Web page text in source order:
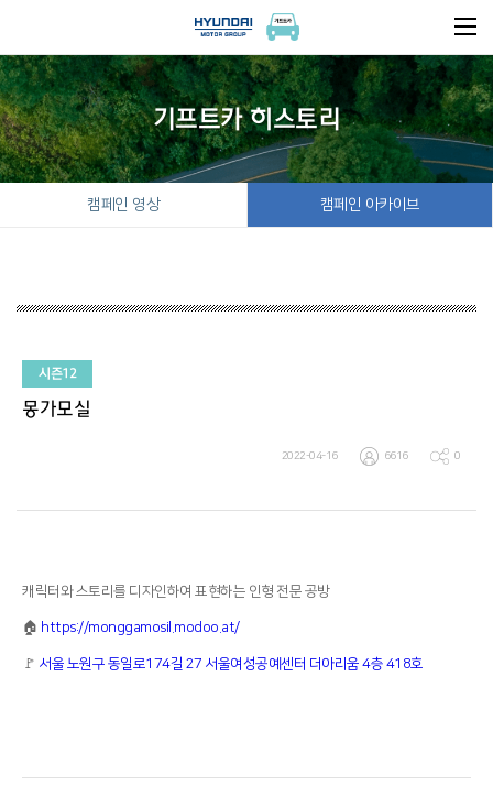
기프트카 히스토리
캠페인 영상 캠페인 아카이브
시즌12
몽가모실
2022-04-16 6616 0
캐릭터와 스토리를 디자인하여 표현하는 인형 전문 공방
🏠 https://monggamosil.modoo.at/
🚩 서울 노원구 동일로174길 27 서울여성공예센터 더아리움 4층 418호